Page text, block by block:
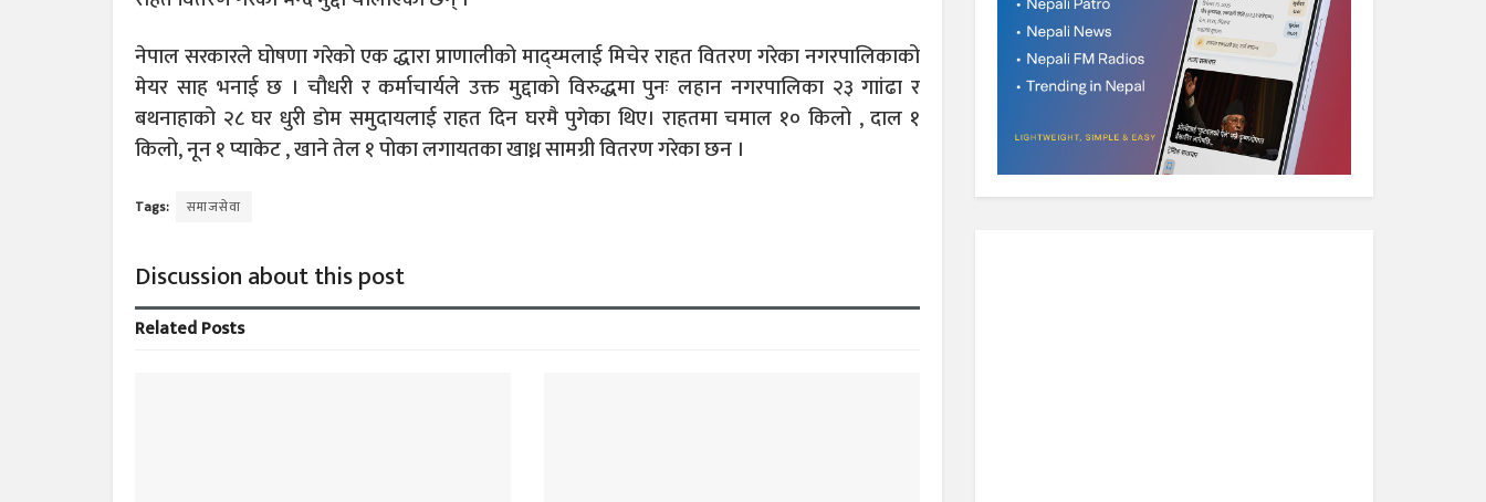
नेपाल सरकारले घोषणा गरेको एक द्धारा प्राणालीको माद्य्मलाई मिचेर राहत वितरण गरेका नगरपालिकाको
मेयर साह भनाई छ । चौधरी र कर्माचार्यले उक्त मुद्दाको विरुद्धमा पुनः लहान नगरपालिका २३ गाांढा र
बथनाहाको २८ घर धुरी डाेम समुदायलाई राहत दिन घरमै पुगेका थिए। राहतमा चमाल १० किलो , दाल १
किलो, नून १ प्याकेट , खाने तेल १ पोका लगायतका खाध्न सामग्री वितरण गरेका छन ।
Tags: समाजसेवा
Discussion about this post
RelatedPosts